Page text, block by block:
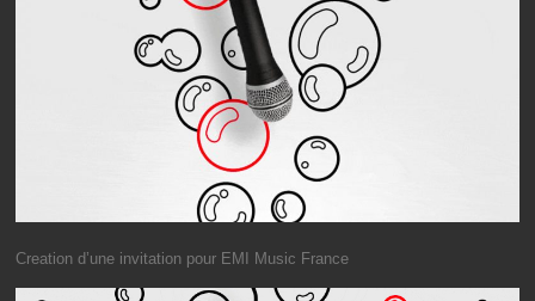
Creation d’une invitation pour EMI Music France